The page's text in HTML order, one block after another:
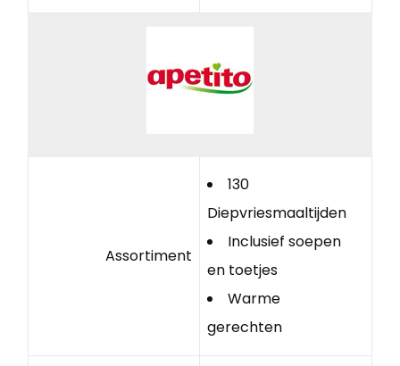
Assortiment
130
Diepvriesmaaltijden
Inclusief soepen
en toetjes
Warme
gerechten